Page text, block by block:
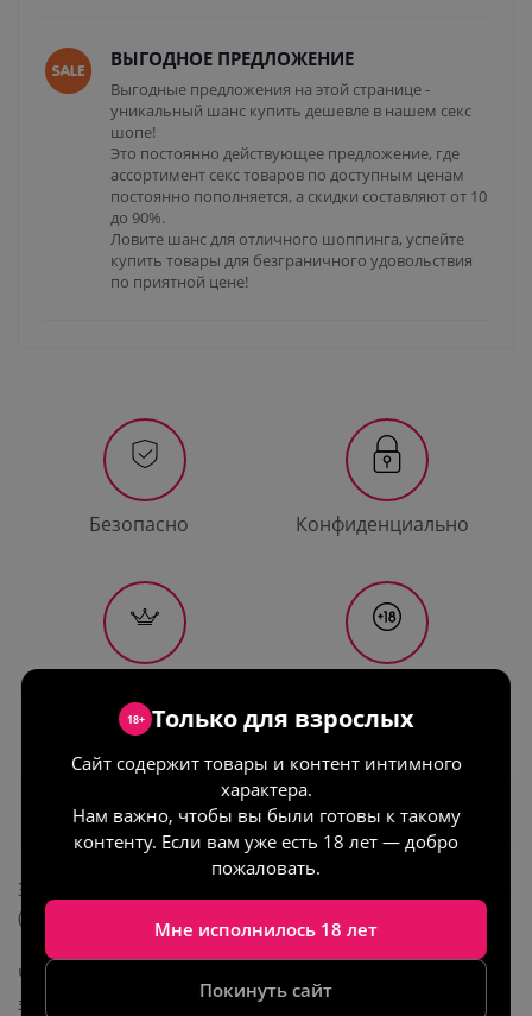
ВЫГОДНОЕ ПРЕДЛОЖЕНИЕ
Выгодные предложения на этой странице -
уникальный шанс купить дешевле в нашем секс
шопе!
Это постоянно действующее предложение, где
ассортимент секс товаров по доступным ценам
постоянно пополняется, а скидки составляют от 10
до 90%.
Ловите шанс для отличного шоппинга, успейте
купить товары для безграничного удовольствия
по приятной цене!
Безопасно Конфиденциально
качества
взрослых
Описание
Эффектный комплект топ и леггинсы от бренда Chilirose
(Польша).
Чувственный костюм-двойка из высококачественной
эластичной ткани. Укороченный топ с широким
18+ Только для взрослых
Сайт содержит товары и контент интимного
характера.
Нам важно, чтобы вы были готовы к такому
контенту. Если вам уже есть 18 лет — добро
пожаловать.
Мне исполнилось 18 лет
Покинуть сайт